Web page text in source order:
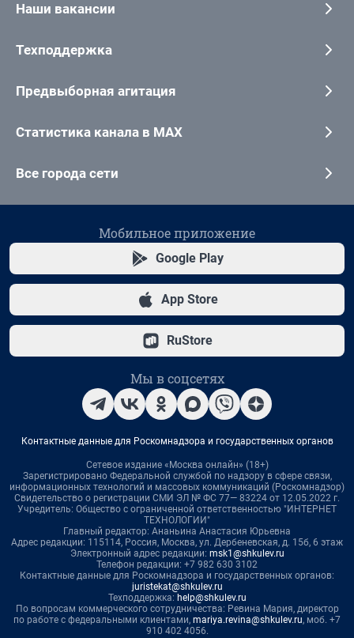
Наши вакансии
Техподдержка
Предвыборная агитация
Статистика канала в MAX
Все города сети
Мобильное приложение
Google Play
App Store
RuStore
Мы в соцсетях
Контактные данные для Роскомнадзора и государственных органов
Сетевое издание «Москва онлайн» (18+)
Зарегистрировано Федеральной службой по надзору в сфере связи,
информационных технологий и массовых коммуникаций (Роскомнадзор)
Свидетельство о регистрации СМИ ЭЛ № ФС 77— 83224 от 12.05.2022 г.
Учредитель: Общество с ограниченной ответственностью "ИНТЕРНЕТ
ТЕХНОЛОГИИ"
Главный редактор: Ананьина Анастасия Юрьевна
Адрес редакции: 115114, Россия, Москва, ул. Дербеневская, д. 15б, 6 этаж
Электронный адрес редакции: msk1@shkulev.ru
Телефон редакции: +7 982 630 3102
Контактные данные для Роскомнадзора и государственных органов:
juristekat@shkulev.ru
Техподдержка: help@shkulev.ru
По вопросам коммерческого сотрудничества: Ревина Мария, директор
по работе с федеральными клиентами, mariya.revina@shkulev.ru, моб. +7
910 402 4056.